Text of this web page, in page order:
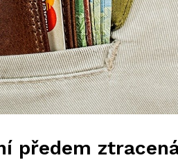
předem